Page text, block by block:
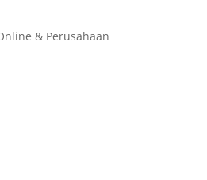
& Perusahaan